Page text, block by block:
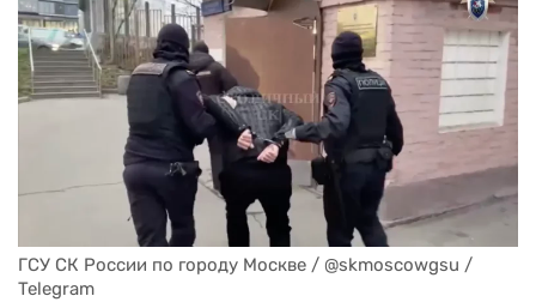
ГСУ СК России по городу Москве / @skmoscowgsu /
Telegram